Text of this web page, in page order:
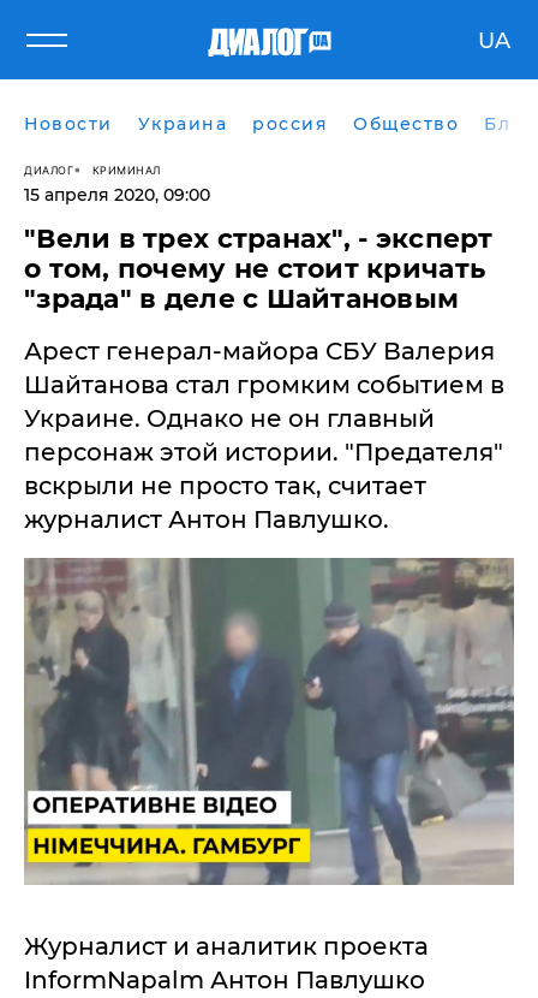
UA
Новости Украина россия Общество
ДИАЛОГ КРИМИНАЛ
15 апреля 2020, 09:00
​"Вели в трех странах", - эксперт
о том, почему не стоит кричать
"зрада" в деле с Шайтановым
Арест генерал-майора СБУ Валерия
Шайтанова стал громким событием в
Украине. Однако не он главный
персонаж этой истории. "Предателя"
вскрыли не просто так, считает
журналист Антон Павлушко.
Журналист и аналитик проекта
InformNapalm Антон Павлушко